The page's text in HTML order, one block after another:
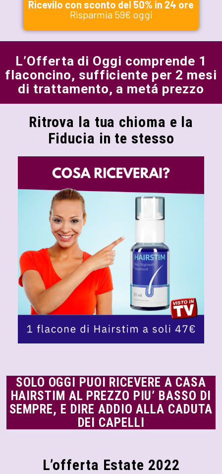
Ricevilo con sconto del 50% in 24 ore
Risparmia 59€ oggi
L’Offerta di Oggi comprende 1
flaconcino, sufficiente per 2 mesi
di trattamento, a metá prezzo
Ritrova la tua chioma e la
Fiducia in te stesso
SOLO OGGI PUOI RICEVERE A CASA
HAIRSTIM AL PREZZO PIU’ BASSO DI
SEMPRE, E DIRE ADDIO ALLA CADUTA
DEI CAPELLI
L’offerta Estate 2022